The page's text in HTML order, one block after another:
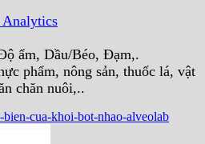
ẩm, Dầu/Béo, Đạm,.
phẩm, nông sản, thuốc lá, vật
chăn nuôi,..